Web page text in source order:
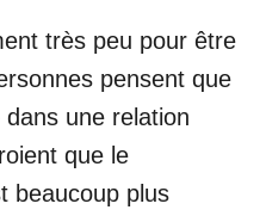
très peu pour être
pensent que
une relation
que le
beaucoup plus